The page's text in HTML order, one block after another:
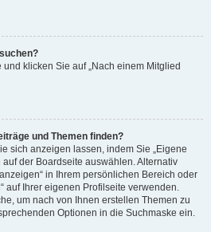
und klicken Sie auf „Nach einem Mitglied
und Themen finden?
sich anzeigen lassen, indem Sie „Eigene
der Boardseite auswählen. Alternativ
in Ihrem persönlichen Bereich oder
auf Ihrer eigenen Profilseite verwenden.
um nach von Ihnen erstellen Themen zu
Optionen in die Suchmaske ein.